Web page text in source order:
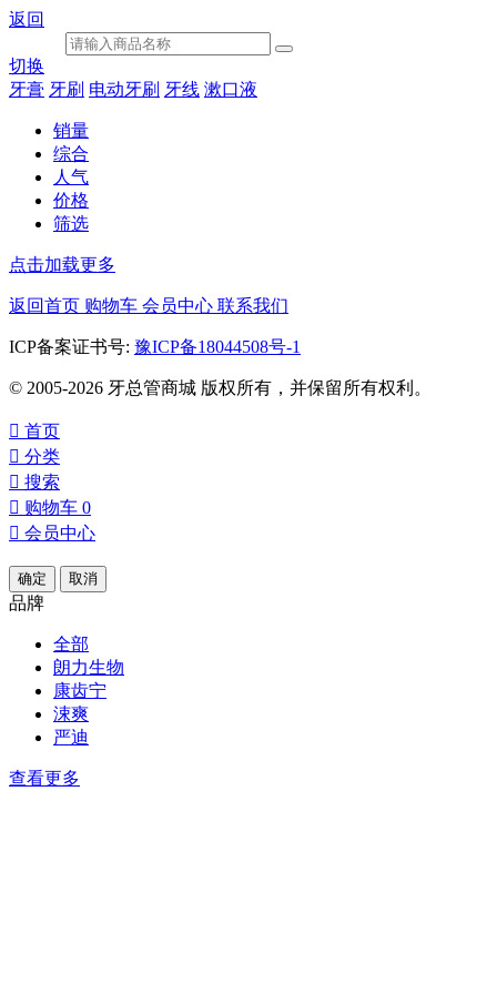
返回
切换
牙膏 牙刷 电动牙刷 牙线 漱口液
销量
综合
人气
价格
筛选
点击加载更多
返回首页 购物车 会员中心 联系我们
ICP备案证书号: 豫ICP备18044508号-1
© 2005-2026 牙总管商城 版权所有，并保留所有权利。
 首页
 分类
 搜索
 购物车 0
 会员中心
确定 取消
品牌
全部
朗力生物
康齿宁
涑爽
严迪
查看更多